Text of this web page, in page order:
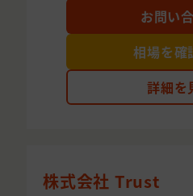
詳細を
お問い
相場を確
株式会社 Trust